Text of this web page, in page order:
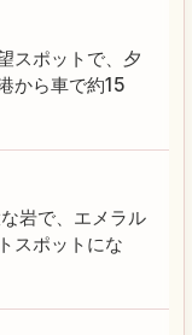
スポットで、夕
から車で約15
岩で、エメラル
スポットにな